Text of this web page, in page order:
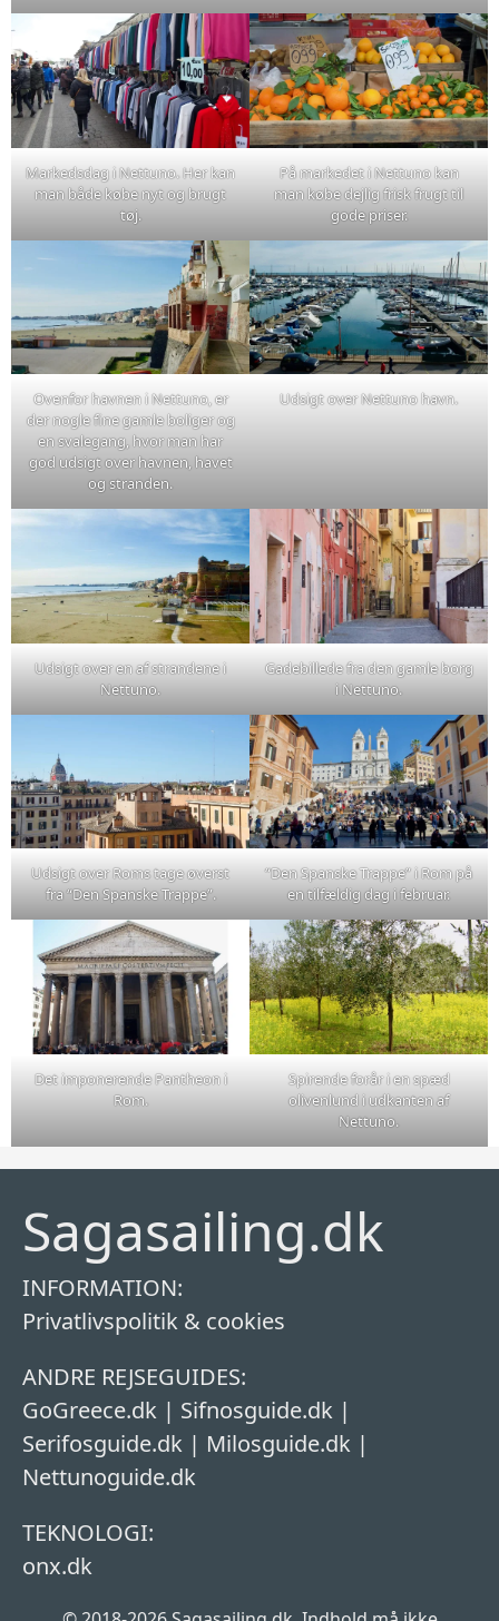
Markedsdag i Nettuno. Her kan
man både købe nyt og brugt
tøj.
På markedet i Nettuno kan
man købe dejlig frisk frugt til
gode priser.
Ovenfor havnen i Nettuno, er
der nogle fine gamle boliger og
en svalegang, hvor man har
god udsigt over havnen, havet
og stranden.
Udsigt over Nettuno havn.
Udsigt over en af strandene i
Nettuno.
Gadebillede fra den gamle borg
i Nettuno.
Udsigt over Roms tage øverst
fra “Den Spanske Trappe”.
“Den Spanske Trappe” i Rom på
en tilfældig dag i februar.
Det imponerende Pantheon i
Rom.
Spirende forår i en spæd
olivenlund i udkanten af
Nettuno.
Sagasailing.dk
INFORMATION:
Privatlivspolitik & cookies
ANDRE REJSEGUIDES:
GoGreece.dk | Sifnosguide.dk |
Serifosguide.dk | Milosguide.dk |
Nettunoguide.dk
TEKNOLOGI:
onx.dk